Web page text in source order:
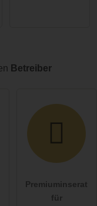
Betreiber
Premiuminserat
für